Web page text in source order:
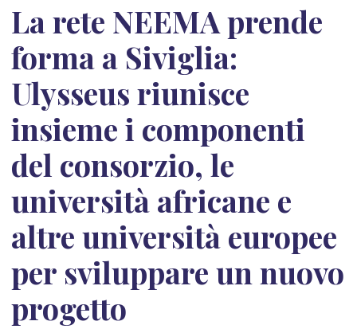
La rete NEEMA prende
forma a Siviglia:
Ulysseus riunisce
insieme i componenti
del consorzio, le
università africane e
altre università europee
per sviluppare un nuovo
progetto